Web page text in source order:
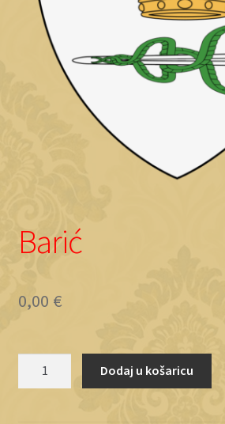
Objave
Barić
0,00 €
Dodaj u košaricu